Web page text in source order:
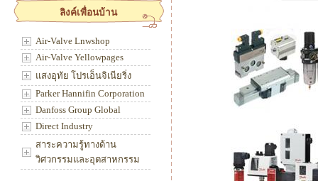
ลิงค์เพื่อนบ้าน
Air-Valve Lnwshop
Air-Valve Yellowpages
แสงอุทัย โปรเอ็นจิเนียริ่ง
Parker Hannifin Corporation
Danfoss Group Global
Direct Industry
สาระความรู้ทางด้าน
วิศวกรรมและอุตสาหกรรม